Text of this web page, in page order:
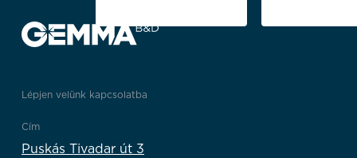
Lépjen velünk kapcsolatba
Cím
Puskás Tivadar út 3